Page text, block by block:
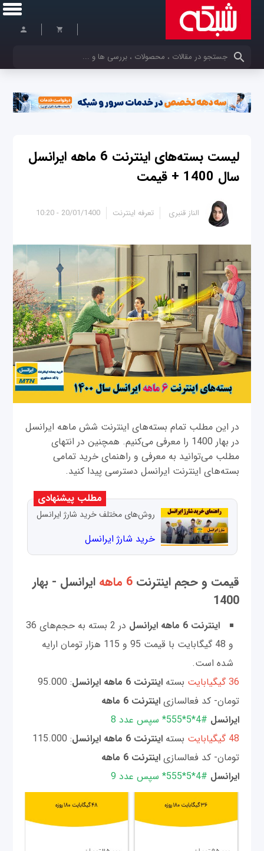
کلمات کلیدی خود را وارد کنید
لیست بسته‌های اینترنت 6 ماهه ایرانسل
سال 1400 + قیمت
20/01/1400 - 10:20 الناز قنبری تعرفه اینترنت
در این مطلب تمام بسته‌های اینترنت شش ماهه ایرانسل
در بهار 1400 را معرفی می‌کنیم. همچنین در انتهای
مطلب می‌توانید به معرفی و راهنمای خرید تمامی
بسته‌های اینترنت ایرانسل دسترسی پیدا کنید.
مطلب پیشنهادی
روش‌های مختلف خرید شارژ ایرانسل
خرید شارژ ایرانسل
قیمت و حجم اینترنت6 ماهه
ایرانسل - بهار
1400
اینترنت 6 ماهه ایرانسل
در 2 بسته به حجم‌های 36
و 48 گیگابایت با قیمت 95 و 115 هزار تومان ارایه
شده است.
36 گیگیابایت
بسته اینترنت 6 ماهه ایرانسل
: 95.000
تومان- کد فعالسازی
اینترنت 6 ماهه
ایرانسل #4*5*555* سپس عدد 8
48 گیگیابایت
بسته اینترنت 6 ماهه ایرانسل
: 115.000
تومان- کد فعالسازی
اینترنت 6 ماهه
ایرانسل #4*5*555* سپس عدد 9